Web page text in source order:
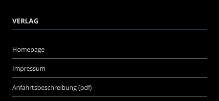
VERLAG
Homepage
Impressum
Anfahrtsbeschreibung (pdf)